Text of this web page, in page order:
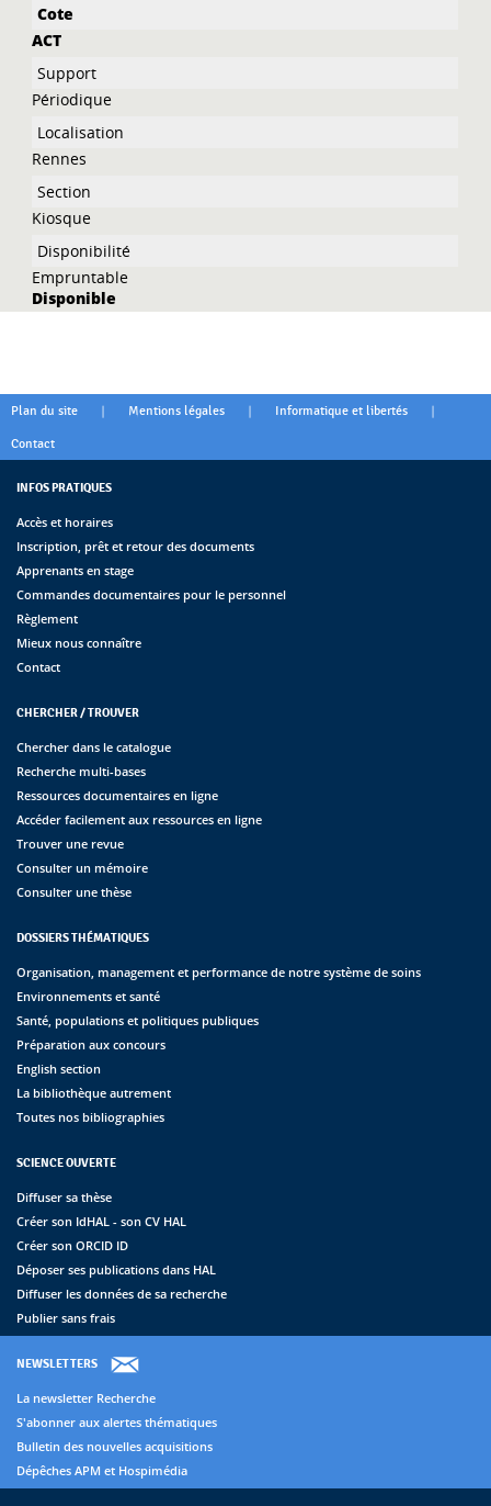
ACT
Périodique
Rennes
Kiosque
Empruntable
Disponible
Plan du site | Mentions légales | Informatique et libertés |
Contact
INFOS PRATIQUES
Accès et horaires
Inscription, prêt et retour des documents
Apprenants en stage
Commandes documentaires pour le personnel
Règlement
Mieux nous connaître
Contact
CHERCHER / TROUVER
Chercher dans le catalogue
Recherche multi-bases
Ressources documentaires en ligne
Accéder facilement aux ressources en ligne
Trouver une revue
Consulter un mémoire
Consulter une thèse
DOSSIERS THÉMATIQUES
Organisation, management et performance de notre système de soins
Environnements et santé
Santé, populations et politiques publiques
Préparation aux concours
English section
La bibliothèque autrement
Toutes nos bibliographies
SCIENCE OUVERTE
Diffuser sa thèse
Créer son IdHAL - son CV HAL
Créer son ORCID ID
Déposer ses publications dans HAL
Diffuser les données de sa recherche
Publier sans frais
NEWSLETTERS
La newsletter Recherche
S'abonner aux alertes thématiques
Bulletin des nouvelles acquisitions
Dépêches APM et Hospimédia